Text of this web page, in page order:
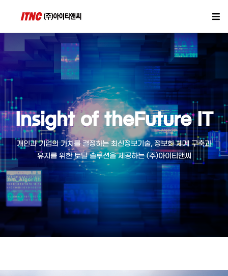
Insight of theFuture IT
개인과 기업의 가치를 결정하는 최신정보기술, 정보화 체계 구축과
유지를 위한 토탈 솔루션을 제공하는 (주)아이티앤씨
Insight of theFuture IT
개인과 기업의 가치를 결정하는 최신정보기술, 정보화 체계 구축과
유지를 위한 토탈 솔루션을 제공하는 (주)아이티앤씨
Insight of theFuture IT
개인과 기업의 가치를 결정하는 최신정보기술, 정보화 체계 구축과
유지를 위한 토탈 솔루션을 제공하는 (주)아이티앤씨
Insight of theFuture IT
개인과 기업의 가치를 결정하는 최신정보기술, 정보화 체계 구축과
유지를 위한 토탈 솔루션을 제공하는 (주)아이티앤씨